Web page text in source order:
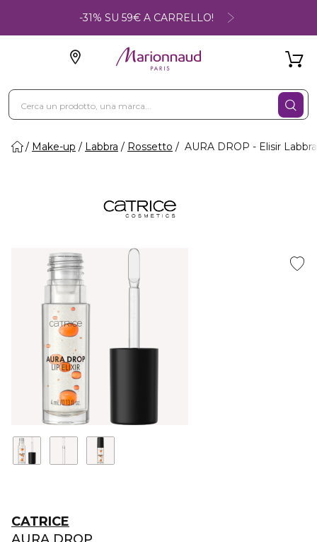
-31% SU 59€ A CARRELLO!
Make-up Labbra Rossetto AURA DROP - Elisir Labbra
CATRICE